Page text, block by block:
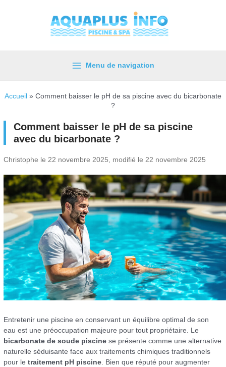
Menu
Menu de navigation
Accueil » Comment baisser le pH de sa piscine avec du bicarbonate
?
Comment baisser le pH de sa piscine
avec du bicarbonate ?
Christophe le 22 novembre 2025, modifié le 22 novembre 2025
Entretenir une piscine en conservant un équilibre optimal de son
eau est une préoccupation majeure pour tout propriétaire. Le
bicarbonate de soude piscine se présente comme une alternative
naturelle séduisante face aux traitements chimiques traditionnels
pour letraitement pH piscine . Bien que réputé pour augmenter